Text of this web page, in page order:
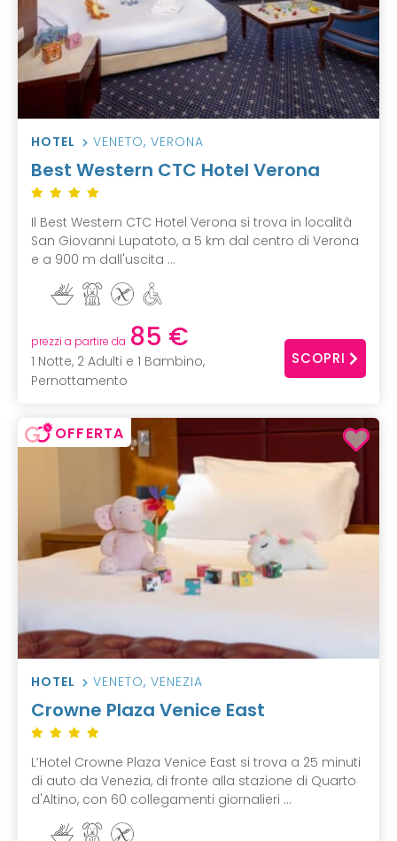
HOTEL VENETO, VERONA
Best Western CTC Hotel Verona
Il Best Western CTC Hotel Verona si trova in località
San Giovanni Lupatoto, a 5 km dal centro di Verona
e a 900 m dall'uscita ...
prezzi a partire da 85 €
1 Notte, 2 Adulti e 1 Bambino,
Pernottamento
SCOPRI
OFFERTA
HOTEL VENETO, VENEZIA
Crowne Plaza Venice East
L’Hotel Crowne Plaza Venice East si trova a 25 minuti
di auto da Venezia, di fronte alla stazione di Quarto
d'Altino, con 60 collegamenti giornalieri ...